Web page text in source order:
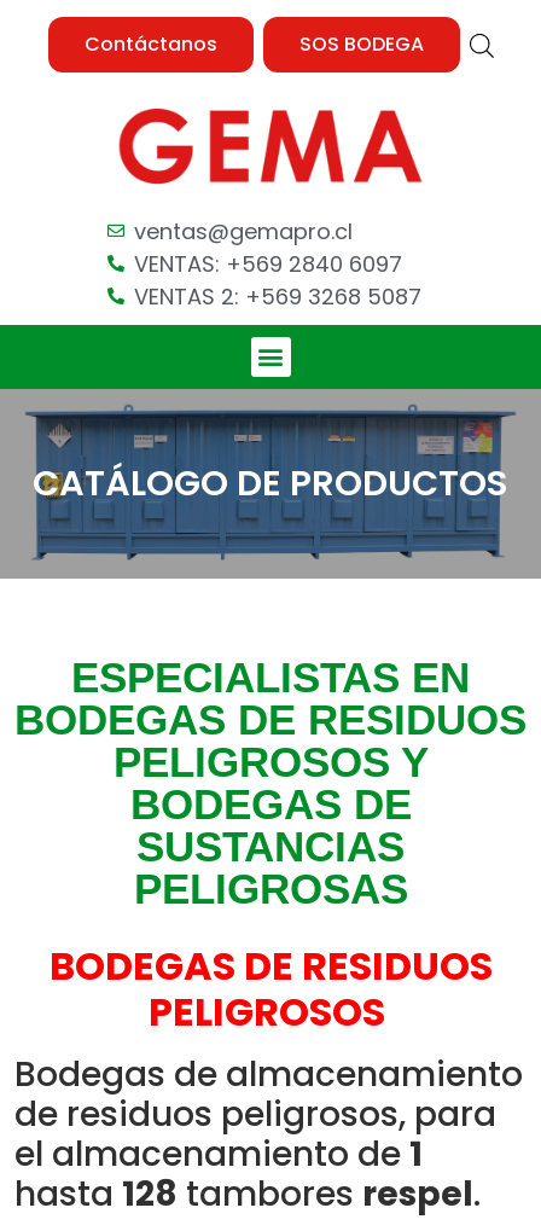
Contáctanos SOS BODEGA
ventas@gemapro.cl
VENTAS: +569 2840 6097
VENTAS 2: +569 3268 5087
CATÁLOGO DE PRODUCTOS
ESPECIALISTAS EN
BODEGAS DE RESIDUOS
PELIGROSOS Y
BODEGAS DE
SUSTANCIAS
PELIGROSAS
BODEGAS DE RESIDUOS
PELIGROSOS
Bodegas de almacenamiento
de residuos peligrosos, para
el almacenamiento de 1
hasta 128 tambores respel.